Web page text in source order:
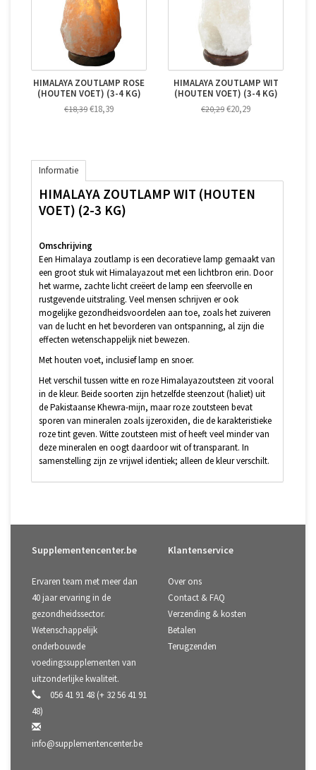
HIMALAYA ZOUTLAMP ROSE
(HOUTEN VOET) (3-4 KG)
€18,39 €18,39
HIMALAYA ZOUTLAMP WIT
(HOUTEN VOET) (3-4 KG)
€20,29 €20,29
Informatie
HIMALAYA ZOUTLAMP WIT (HOUTEN
VOET) (2-3 KG)
Omschrijving
Een Himalaya zoutlamp is een decoratieve lamp gemaakt van
een groot stuk wit Himalayazout met een lichtbron erin. Door
het warme, zachte licht creëert de lamp een sfeervolle en
rustgevende uitstraling. Veel mensen schrijven er ook
mogelijke gezondheidsvoordelen aan toe, zoals het zuiveren
van de lucht en het bevorderen van ontspanning, al zijn die
effecten wetenschappelijk niet bewezen.
Met houten voet, inclusief lamp en snoer.
Het verschil tussen witte en roze Himalayazoutsteen zit vooral
in de kleur. Beide soorten zijn hetzelfde steenzout (haliet) uit
de Pakistaanse Khewra-mijn, maar roze zoutsteen bevat
sporen van mineralen zoals ijzeroxiden, die de karakteristieke
roze tint geven. Witte zoutsteen mist of heeft veel minder van
deze mineralen en oogt daardoor wit of transparant. In
samenstelling zijn ze vrijwel identiek; alleen de kleur verschilt.
Supplementencenter.be
Ervaren team met meer dan
40 jaar ervaring in de
gezondheidssector.
Wetenschappelijk
onderbouwde
voedingssupplementen van
uitzonderlijke kwaliteit.
056 41 91 48 (+ 32 56 41 91
48)
info@supplementencenter.be
Klantenservice
Over ons
Contact & FAQ
Verzending & kosten
Betalen
Terugzenden